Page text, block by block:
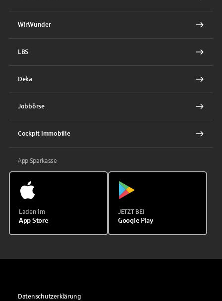
WirWunder
LBS
Deka
Jobbörse
Cockpit Immobilie
App Sparkasse
Laden im
App Store
JETZT BEI
Google Play
Datenschutzerklärung